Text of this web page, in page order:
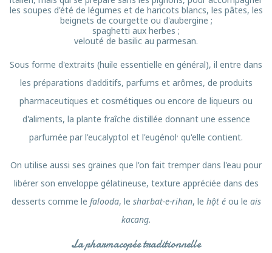
les soupes d'été de légumes et de haricots blancs, les pâtes, les
beignets de courgette ou d'aubergine ;
spaghetti aux herbes ;
velouté de basilic au parmesan.
Sous forme d'extraits (huile essentielle en général), il entre dans
les préparations d'additifs, parfums et arômes, de produits
pharmaceutiques et cosmétiques ou encore de liqueurs ou
d'aliments, la plante fraîche distillée donnant une essence
parfumée par l'eucalyptol et l'eugénol, qu'elle contient.
On utilise aussi ses graines que l'on fait tremper dans l'eau pour
libérer son enveloppe gélatineuse, texture appréciée dans des
desserts comme le falooda, le sharbat-e-rihan, le hột éou le ais
kacang.
La pharmacopée traditionnelle